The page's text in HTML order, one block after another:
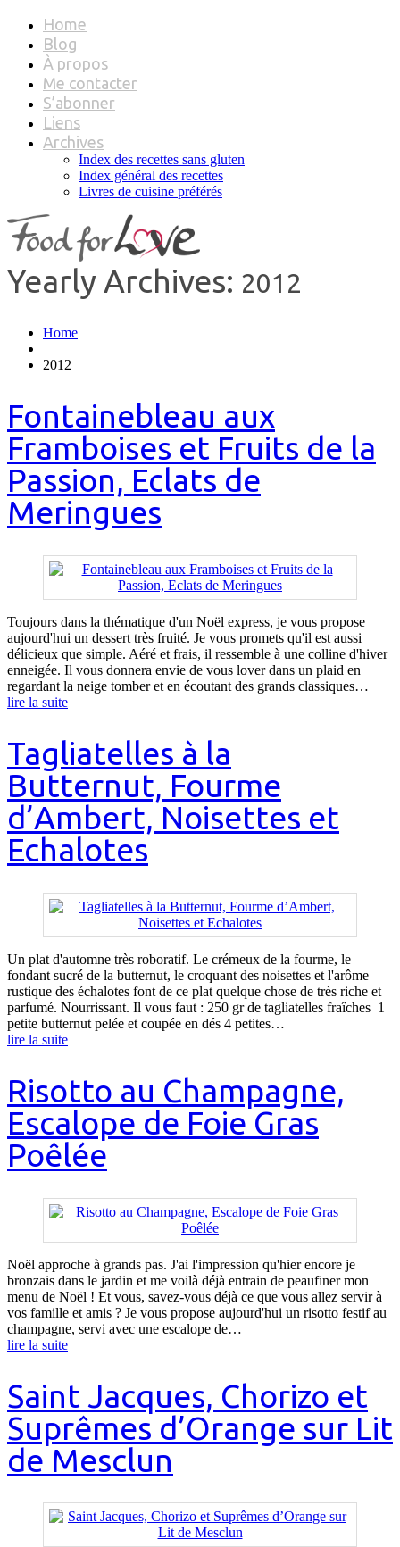
Home
Blog
À propos
Me contacter
S’abonner
Liens
Archives
Index des recettes sans gluten
Index général des recettes
Livres de cuisine préférés
Yearly Archives: 2012
Home
2012
Fontainebleau aux
Framboises et Fruits de la
Passion, Eclats de
Meringues
Toujours dans la thématique d'un Noël express, je vous propose
aujourd'hui un dessert très fruité. Je vous promets qu'il est aussi
délicieux que simple. Aéré et frais, il ressemble à une colline d'hiver
enneigée. Il vous donnera envie de vous lover dans un plaid en
regardant la neige tomber et en écoutant des grands classiques…
lire la suite
Tagliatelles à la
Butternut, Fourme
d’Ambert, Noisettes et
Echalotes
Un plat d'automne très roboratif. Le crémeux de la fourme, le
fondant sucré de la butternut, le croquant des noisettes et l'arôme
rustique des échalotes font de ce plat quelque chose de très riche et
parfumé. Nourrissant. Il vous faut : 250 gr de tagliatelles fraîches 1
petite butternut pelée et coupée en dés 4 petites…
lire la suite
Risotto au Champagne,
Escalope de Foie Gras
Poêlée
Noël approche à grands pas. J'ai l'impression qu'hier encore je
bronzais dans le jardin et me voilà déjà entrain de peaufiner mon
menu de Noël ! Et vous, savez-vous déjà ce que vous allez servir à
vos famille et amis ? Je vous propose aujourd'hui un risotto festif au
champagne, servi avec une escalope de…
lire la suite
Saint Jacques, Chorizo et
Suprêmes d’Orange sur Lit
de Mesclun